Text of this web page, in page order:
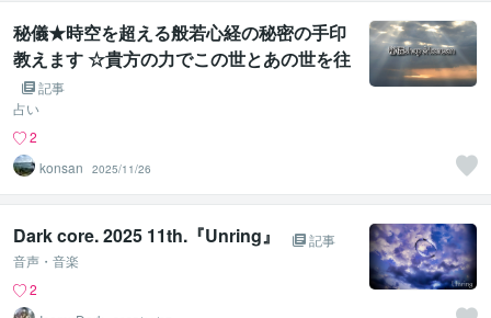
秘儀★時空を超える般若心経の秘密の手印
教えます ☆貴方の力でこの世とあの世を往
来する般若心経の深淵な世界へ☆
記事
占い
2
konsan
2025/11/26
Dark core. 2025 11th.『Unring』
記事
音声・音楽
2